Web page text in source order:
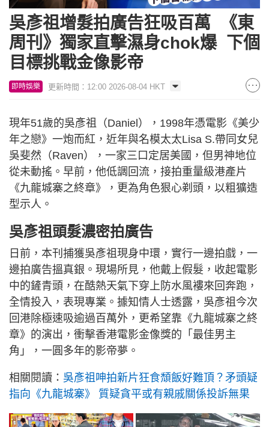
吳彥祖增髮拍廣告狂吸百萬 《東
周刊》獨家直擊濕身chok爆 下個
目標挑戰金像影帝
即時娛樂 更新時間：12:00 2026-08-04 HKT
現年51歲的吳彥祖（Daniel），1998年憑電影《美少
年之戀》一炮而紅，近年與名模太太Lisa S.帶同女兒
吳斐然（Raven），一家三口定居美國，但男神地位
從未動搖。早前，他低調回流，接拍重量級港產片
《九龍城寨之終章》，更為角色狠心剃頭，以粗獷造
型示人。
吳彥祖頭髮濃密拍廣告
日前，本刊捕獲吳彥祖現身中環，實行一邊拍戲，一
邊拍廣告搵真銀。現場所見，他戴上假髮，收起電影
中的鏟青頭，在酷熱天氣下穿上防水風褸來回奔跑，
全情投入，表現專業。據知情人士透露，吳彥祖今次
回港除極速吸逾過百萬外，更希望靠《九龍城寨之終
章》的演出，衝擊香港電影金像獎的「最佳男主
角」，一圓多年的影帝夢。
相關閱讀： 吳彥祖呻拍新片狂食頹飯好難頂？矛頭疑
指向《九龍城寨》 質疑貪平或有親戚關係投訴無果